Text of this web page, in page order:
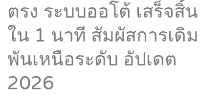
ตรง ระบบออโต้ เสร็จสิ้น
ใน 1 นาที สัมผัสการเดิม
พันเหนือระดับ อัปเดต
2026